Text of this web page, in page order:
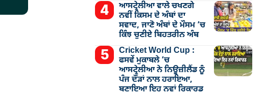
ਆਸਟ੍ਰੇਲੀਆ ਵਾਲੇ ਚਖਣਗੇ
ਨਵੀਂ ਕਿਸਮ ਦੇ ਅੰਬਾਂ ਦਾ
ਸਵਾਦ, ਜਾਣੋ ਅੰਬਾਂ ਦੇ ਮੌਸਮ ’ਚ
ਕਿੰਝ ਚੁਣੀਏ ਬਿਹਤਰੀਨ ਅੰਬ
Cricket World Cup :
ਫਸਵੇਂ ਮੁਕਾਬਲੇ ’ਚ
ਆਸਟ੍ਰੇਲੀਆ ਨੇ ਨਿਊਜ਼ੀਲੈਂਡ ਨੂੰ
ਪੰਜ ਦੌੜਾਂ ਨਾਲ ਹਰਾਇਆ,
ਬਣਾਇਆ ਇਹ ਨਵਾਂ ਰਿਕਾਰਡ